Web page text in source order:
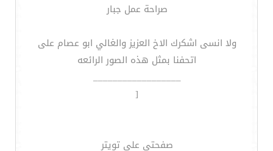
صراحة عمل جبار
ولا انسى اشكرك الاخ العزيز والغالي ابو عصام على
اتحفنا بمثل هذه الصور الرائعه
__________________
[
صفحتي على تويتر